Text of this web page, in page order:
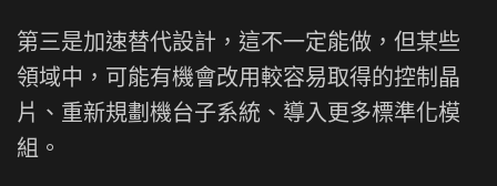
第三是加速替代設計，這不一定能做，但某些
領域中，可能有機會改用較容易取得的控制晶
片、重新規劃機台子系統、導入更多標準化模
組。